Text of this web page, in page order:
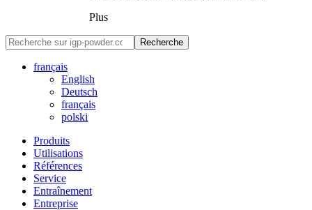
Plus
Recherche
français
English
Deutsch
français
polski
Produits
Utilisations
Références
Service
Entraînement
Entreprise